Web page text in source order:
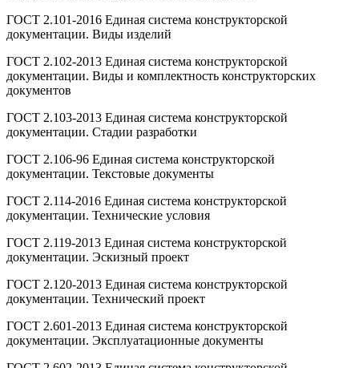
ГОСТ 2.101-2016 Единая система конструкторской
документации. Виды изделий
ГОСТ 2.102-2013 Единая система конструкторской
документации. Виды и комплектность конструкторских
документов
ГОСТ 2.103-2013 Единая система конструкторской
документации. Стадии разработки
ГОСТ 2.106-96 Единая система конструкторской
документации. Текстовые документы
ГОСТ 2.114-2016 Единая система конструкторской
документации. Технические условия
ГОСТ 2.119-2013 Единая система конструкторской
документации. Эскизный проект
ГОСТ 2.120-2013 Единая система конструкторской
документации. Технический проект
ГОСТ 2.601-2013 Единая система конструкторской
документации. Эксплуатационные документы